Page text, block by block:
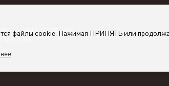
одежды с доставкой
файлы cookie. Нажимая ПРИНЯТЬ или